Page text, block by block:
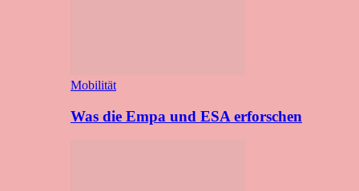
Mobilität
Was die Empa und ESA erforschen